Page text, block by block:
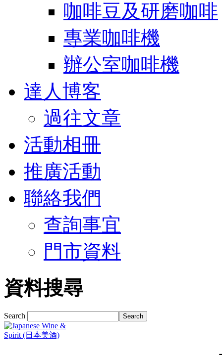
咖啡豆及研磨咖啡
專業咖啡機
辦公室咖啡機
達人博客
過往文章
活動相冊
推廣活動
聯絡我們
查詢事宜
門市資料
資料搜尋
Search